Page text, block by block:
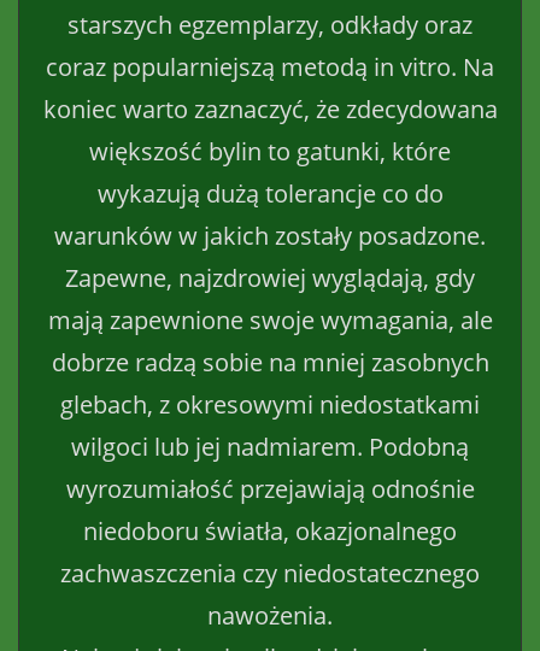
starszych egzemplarzy, odkłady oraz
coraz popularniejszą metodą in vitro. Na
koniec warto zaznaczyć, że zdecydowana
większość bylin to gatunki, które
wykazują dużą tolerancje co do
warunków w jakich zostały posadzone.
Zapewne, najzdrowiej wyglądają, gdy
mają zapewnione swoje wymagania, ale
dobrze radzą sobie na mniej zasobnych
glebach, z okresowymi niedostatkami
wilgoci lub jej nadmiarem. Podobną
wyrozumiałość przejawiają odnośnie
niedoboru światła, okazjonalnego
zachwaszczenia czy niedostatecznego
nawożenia.